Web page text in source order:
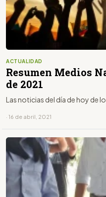
ACTUALIDAD
Resumen Medios
de 2021
Las noticias del día de hoy de
· 16 de abril, 2021